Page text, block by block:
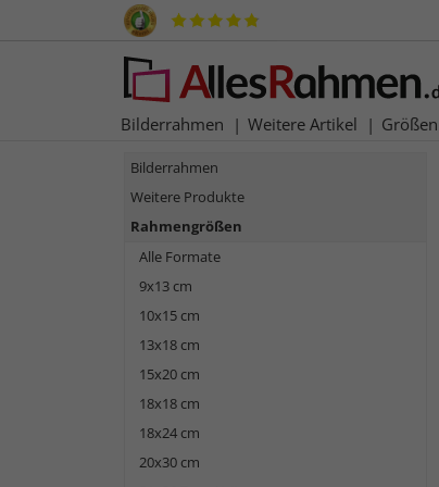
Bilderrahmen Weitere Artikel Größen
Bilderrahmen
Weitere Produkte
Rahmengrößen
Alle Formate
9x13 cm
10x15 cm
13x18 cm
15x20 cm
18x18 cm
18x24 cm
20x30 cm